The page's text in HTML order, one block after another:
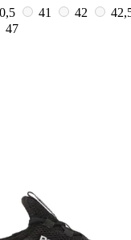
41 42
47